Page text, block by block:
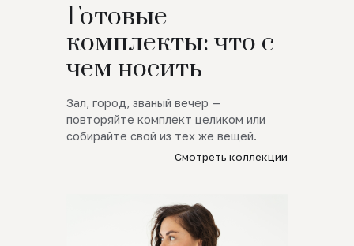
Готовые
комплекты: что с
чем носить
Зал, город, званый вечер —
повторяйте комплект целиком или
собирайте свой из тех же вещей.
Смотреть коллекции